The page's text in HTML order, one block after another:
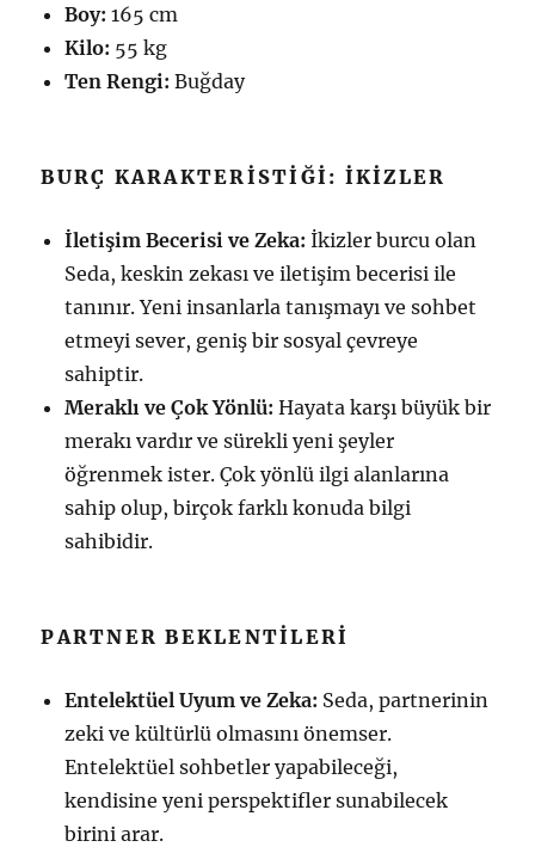
Boy: 165 cm
Kilo: 55 kg
Ten Rengi: Buğday
BURÇ KARAKTERISTIĞI: İKIZLER
İletişim Becerisi ve Zeka: İkizler burcu olan
Seda, keskin zekası ve iletişim becerisi ile
tanınır. Yeni insanlarla tanışmayı ve sohbet
etmeyi sever, geniş bir sosyal çevreye
sahiptir.
Meraklı ve Çok Yönlü: Hayata karşı büyük bir
merakı vardır ve sürekli yeni şeyler
öğrenmek ister. Çok yönlü ilgi alanlarına
sahip olup, birçok farklı konuda bilgi
sahibidir.
PARTNER BEKLENTILERI
Entelektüel Uyum ve Zeka: Seda, partnerinin
zeki ve kültürlü olmasını önemser.
Entelektüel sohbetler yapabileceği,
kendisine yeni perspektifler sunabilecek
birini arar.